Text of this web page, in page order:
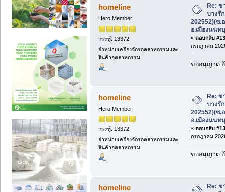
homeline
Hero Member
กระทู้: 13372
จำหน่ายเครื่องจักรอุตสาหกรรมและ
สินค้าอุตสาหกรรม
Re:
บางรั
202552)(ซ.
อ.เมืองนนท
« ตอบกลับ
กรกฎาคม
ขออนุญาต
homeline
Hero Member
กระทู้: 13372
จำหน่ายเครื่องจักรอุตสาหกรรมและ
สินค้าอุตสาหกรรม
Re: ข
บางรั
202552)(ซ.
อ.เมืองนนท
« ตอบกลับ
กรกฎาคม
ขออนุญาต
homeline
Re: ข